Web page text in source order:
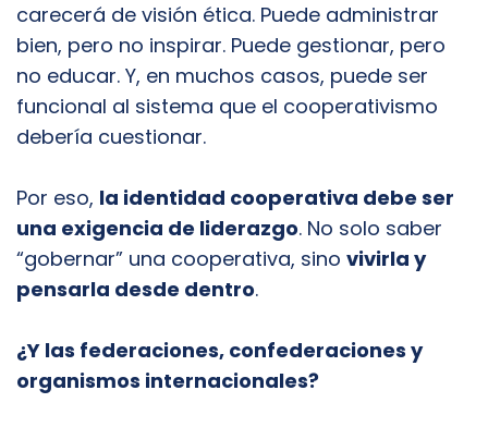
carecerá de visión ética. Puede administrar
bien, pero no inspirar. Puede gestionar, pero
no educar. Y, en muchos casos, puede ser
funcional al sistema que el cooperativismo
debería cuestionar.
Por eso, la identidad cooperativa debe ser
una exigencia de liderazgo. No solo saber
“gobernar” una cooperativa, sino vivirla y
pensarla desde dentro.
¿Y las federaciones, confederaciones y
organismos internacionales?